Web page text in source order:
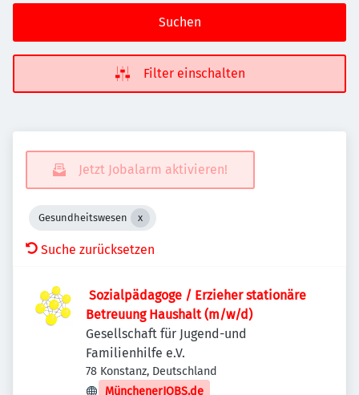
Suchen
Filter einschalten
Jetzt Jobalarm aktivieren!
Gesundheitswesen
Suche zurücksetzen
Betreuung Haushalt (m/w/d)
Gesellschaft für Jugend-und
Familienhilfe e.V.
78 Konstanz, Deutschland
MünchenerJOBS.de